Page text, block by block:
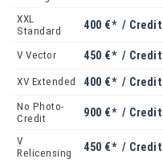
XXL
Standard
400 €* /
V Vector 450 €* /
XV Extended 400 €* /
No Photo-
Credit
900 €* /
V
Relicensing
450 €* /